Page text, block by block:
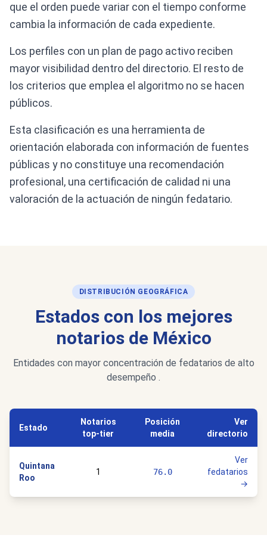
que el orden puede variar con el tiempo conforme
cambia la información de cada expediente.
Los perfiles con un plan de pago activo reciben
mayor visibilidad dentro del directorio. El resto de
los criterios que emplea el algoritmo no se hacen
públicos.
Esta clasificación es una herramienta de
orientación elaborada con información de fuentes
públicas y no constituye una recomendación
profesional, una certificación de calidad ni una
valoración de la actuación de ningún fedatario.
DISTRIBUCIÓN GEOGRÁFICA
Estados con los mejores
notarios de México
Entidades con mayor concentración de fedatarios de alto
desempeño .
Estado
Notarios
top-tier
Posición
media
Ver
directorio
Quintana
Roo
1 76.0
Ver
fedatarios
→